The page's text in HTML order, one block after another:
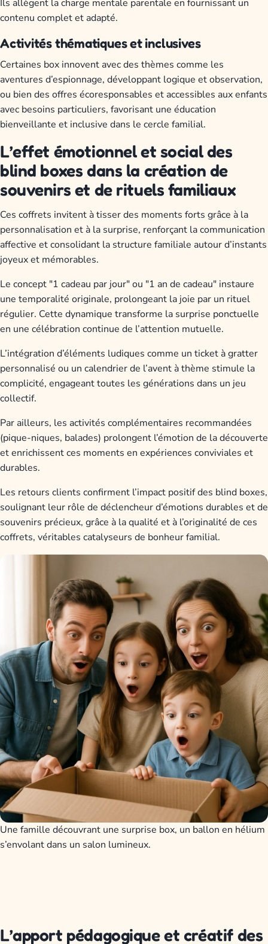
Ils allègent la charge mentale parentale en fournissant un
contenu complet et adapté.
Activités thématiques et inclusives
Certaines box innovent avec des thèmes comme les
aventures d’espionnage, développant logique et observation,
ou bien des offres écoresponsables et accessibles aux enfants
avec besoins particuliers, favorisant une éducation
bienveillante et inclusive dans le cercle familial.
L’effet émotionnel et social des
blind boxes dans la création de
souvenirs et de rituels familiaux
Ces coffrets invitent à tisser des moments forts grâce à la
personnalisation et à la surprise, renforçant la communication
affective et consolidant la structure familiale autour d’instants
joyeux et mémorables.
Le concept "1 cadeau par jour" ou "1 an de cadeau" instaure
une temporalité originale, prolongeant la joie par un rituel
régulier. Cette dynamique transforme la surprise ponctuelle
en une célébration continue de l’attention mutuelle.
L’intégration d’éléments ludiques comme un ticket à gratter
personnalisé ou un calendrier de l’avent à thème stimule la
complicité, engageant toutes les générations dans un jeu
collectif.
Par ailleurs, les activités complémentaires recommandées
(pique-niques, balades) prolongent l’émotion de la découverte
et enrichissent ces moments en expériences conviviales et
durables.
Les retours clients confirment l’impact positif des blind boxes,
soulignant leur rôle de déclencheur d’émotions durables et de
souvenirs précieux, grâce à la qualité et à l’originalité de ces
coffrets, véritables catalyseurs de bonheur familial.
Une famille découvrant une surprise box, un ballon en hélium
s’envolant dans un salon lumineux.
L’apport pédagogique et créatif des